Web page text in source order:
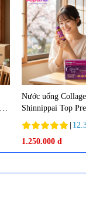
Nước uống
Shinnippai Top
10.000mg (Hộp 10
50ml)
1.250.000 đ